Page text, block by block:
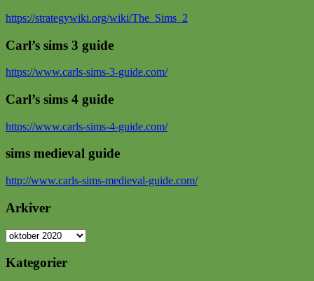
https://strategywiki.org/wiki/The_Sims_2
Carl’s sims 3 guide
https://www.carls-sims-3-guide.com/
Carl’s sims 4 guide
https://www.carls-sims-4-guide.com/
sims medieval guide
http://www.carls-sims-medieval-guide.com/
Arkiver
Arkiver
Kategorier